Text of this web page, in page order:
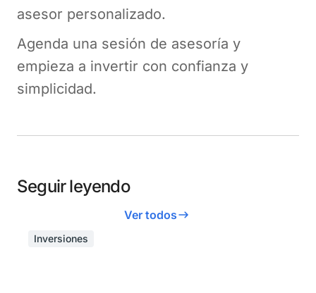
asesor personalizado.
Agenda una sesión de asesoría y
empieza a invertir con confianza y
simplicidad.
Seguir leyendo
Ver todos
Inversiones